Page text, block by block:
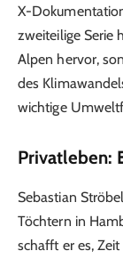
X-
zweiteilige Serie
Alpen hervor,
des
wichtige
Privatleben:
Sebastian
Töchtern in
schafft er es,